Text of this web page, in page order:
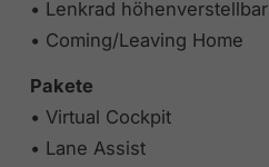
• Lenkrad höhenverstellbar
• Coming/Leaving Home
Pakete
• Virtual Cockpit
• Lane Assist